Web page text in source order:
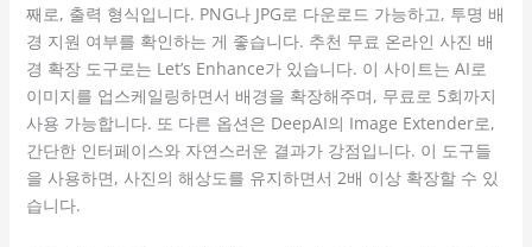
째로, 출력 형식입니다. PNG나 JPG로 다운로드 가능하고, 투명 배
경 지원 여부를 확인하는 게 좋습니다. 추천 무료 온라인 사진 배
경 확장 도구로는 Let’s Enhance가 있습니다. 이 사이트는 AI로
이미지를 업스케일링하면서 배경을 확장해주며, 무료로 5회까지
사용 가능합니다. 또 다른 옵션은 DeepAI의 Image Extender로,
간단한 인터페이스와 자연스러운 결과가 강점입니다. 이 도구들
을 사용하면, 사진의 해상도를 유지하면서 2배 이상 확장할 수 있
습니다.